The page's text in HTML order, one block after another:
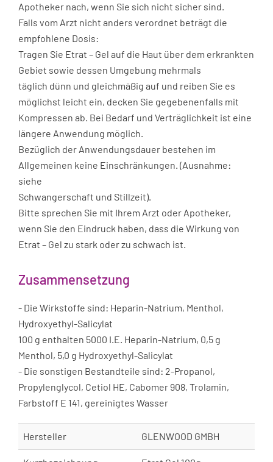
Apotheker nach, wenn Sie sich nicht sicher sind.
Falls vom Arzt nicht anders verordnet beträgt die
empfohlene Dosis:
Tragen Sie Etrat – Gel auf die Haut über dem erkrankten
Gebiet sowie dessen Umgebung mehrmals
täglich dünn und gleichmäßig auf und reiben Sie es
möglichst leicht ein, decken Sie gegebenenfalls mit
Kompressen ab. Bei Bedarf und Verträglichkeit ist eine
längere Anwendung möglich.
Bezüglich der Anwendungsdauer bestehen im
Allgemeinen keine Einschränkungen. (Ausnahme:
siehe
Schwangerschaft und Stillzeit).
Bitte sprechen Sie mit Ihrem Arzt oder Apotheker,
wenn Sie den Eindruck haben, dass die Wirkung von
Etrat – Gel zu stark oder zu schwach ist.
Zusammensetzung
- Die Wirkstoffe sind: Heparin-Natrium, Menthol,
Hydroxyethyl-Salicylat
100 g enthalten 5000 I.E. Heparin-Natrium, 0,5 g
Menthol, 5,0 g Hydroxyethyl-Salicylat
- Die sonstigen Bestandteile sind: 2-Propanol,
Propylenglycol, Cetiol HE, Cabomer 908, Trolamin,
Farbstoff E 141, gereinigtes Wasser
Hersteller GLENWOOD GMBH